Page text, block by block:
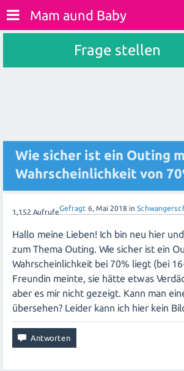
Mam aund Baby
Frage stellen
Wie sicher ist ein Outing
Wahrscheinlichkeit von
1,152 AufrufeGefragt 6, Mai 2018 in
Hallo meine Lieben! Ich bin neu hier
zum Thema Outing. Wie sicher ist ein
Wahrscheinlichkeit bei 70% liegt (bei
Freundin meinte, sie hätte etwas
aber es mir nicht gezeigt. Kann man
übersehen? Leider kann ich hier kein